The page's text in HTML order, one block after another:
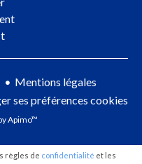
Mentions légales
ses préférences cookies
Apimo™
règles de confidentialité et les